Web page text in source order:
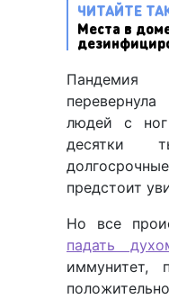
ЧИТАЙТЕ
Места в
Пандемия
людей с
десятки
предстоит
Но все
падать
иммунитет,